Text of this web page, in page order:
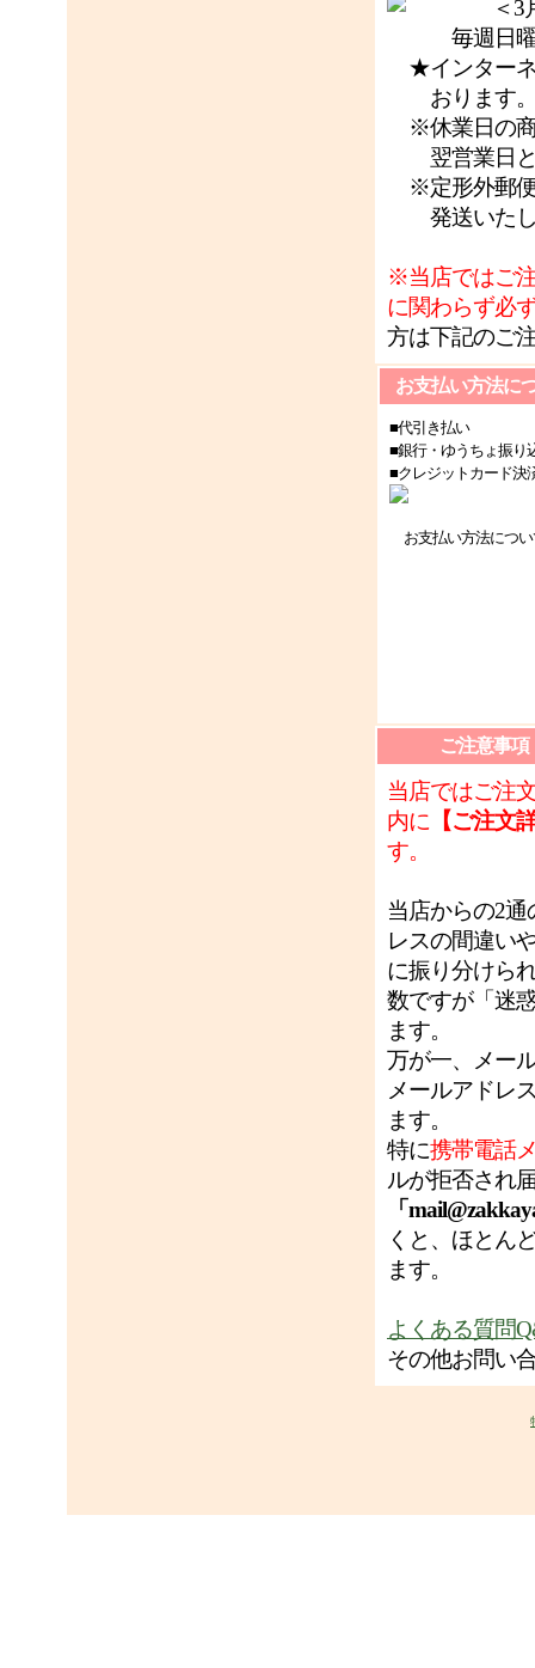
＜3月
毎週日曜
★インターネ
おります
※休業日の商
翌営業日と
※定形外郵便
発送いたし
※当店ではご
に関わらず必
方は下記のご
お支払い方法に
■代引き払い
■銀行・ゆうちょ振り
■クレジットカード決
お支払い方法につい
ご注意事項
当店ではご注
内に 【ご注文
す。
当店からの2
レスの間違い
に振り分けら
数ですが「迷
ます。
万が一、メー
メールアドレ
ます。
特に携帯電話
ルが拒否され
「
くと、ほとん
ます。
よくある質問
その他お問い